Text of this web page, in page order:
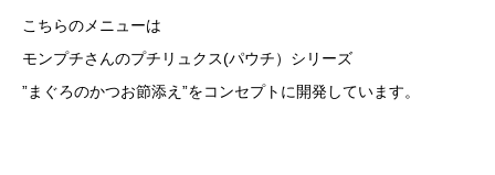
こちらのメニューは
モンプチさんのプチリュクス(パウチ）シリーズ
”まぐろのかつお節添え”をコンセプトに開発しています。